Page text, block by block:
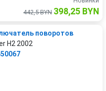
442,5 BYN 398,25 BYN
поворотов
H2 2002